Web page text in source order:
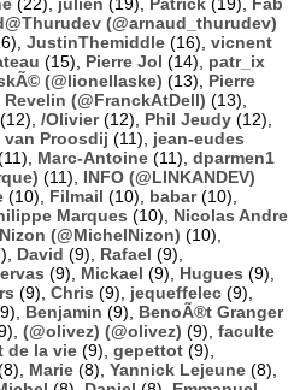
(@arnaud_thurudev)
JustinThemiddle (16), vicnent
(15), Pierre Jol (14), patr_ix
(@lionellaske) (13), Pierre
Revelin (@FranckAtDell) (13),
(12), /Olivier(12), Phil Jeudy (12),
van Proosdij (11), jean-eudes
Marc-Antoine (11), dparmen1
(11), INFO (@LINKANDEV)
(10), Filmail (10), babar(10),
Marques (10), Nicolas Andre
(@MichelNizon) (10),
David (9), Rafael (9),
(9), Mickael (9), Hugues (9),
(9), Chris (9), jequeffelec (9),
Benjamin (9), BenoÃ®t Granger
(@olivez) (@olivez) (9), faculte
de la vie (9), gepettot (9),
Marie (8), Yannick Lejeune (8),